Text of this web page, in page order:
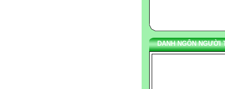
DANH NGÔN NGƯỜI